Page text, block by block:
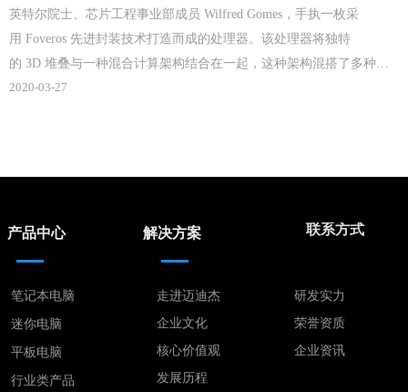
英特尔院士、芯片工程事业部成员 Wilfred Gomes，手执一枚采
用 Foveros 先进封装技术打造而成的处理器。该处理器将独特
的 3D 堆叠与一种混合计算架构结合在一起，这种架构混搭了多种类
型、功能各异的内核。
2020-03-27
走进迈迪杰
企业文化
核心价值观
发展历程
产品中心 解决方案 联系方式
笔记本电脑
迷你电脑
平板电脑
行业类产品
研发实力
荣誉资质
企业资讯